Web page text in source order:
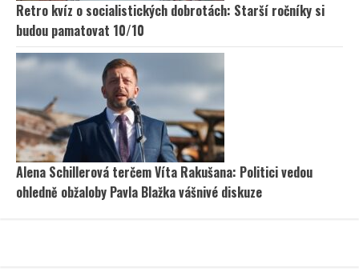
Retro kvíz o socialistických dobrotách: Starší ročníky si
budou pamatovat 10/10
Alena Schillerová terčem Víta Rakušana: Politici vedou
ohledně obžaloby Pavla Blažka vášnivé diskuze